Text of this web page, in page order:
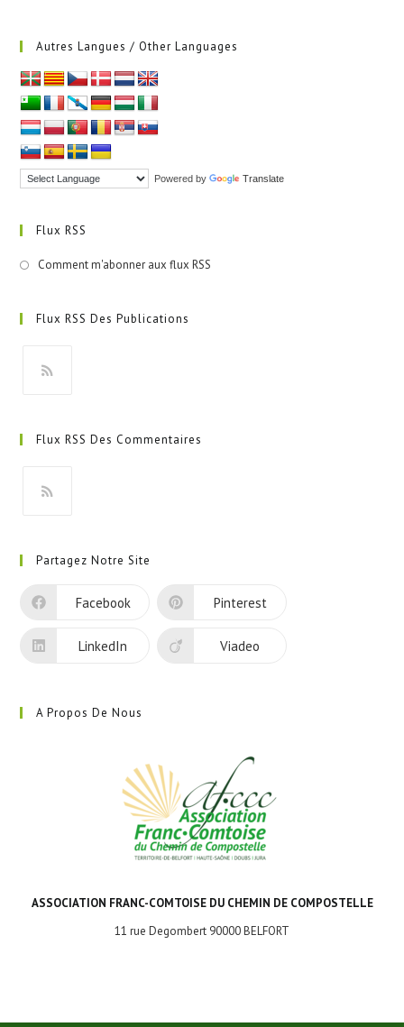
Autres Langues / Other Languages
Powered by Translate
Flux RSS
Comment m'abonner aux flux RSS
Flux RSS Des Publications
un
onglet
Flux RSS Des Commentaires
un
nouvel
Partagez Notre Site
Facebook Pinterest
LinkedIn Viadeo
A Propos De Nous
ASSOCIATION FRANC-COMTOISE DU CHEMIN DE COMPOSTELLE
11 rue Degombert 90000 BELFORT